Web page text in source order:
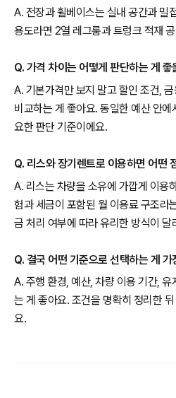
A. 전장과 휠베이스는 실내 공간과 밀
용도라면 2열 레그룸과 트렁크 적재
Q. 가격 차이는 어떻게 판단하는 게 좋
A. 기본가격만 보지 말고 할인 조건,
비교하는 게 좋아요. 동일한 예산 안
요한 판단 기준이에요.
Q. 리스와 장기렌트로 이용하면 어떤
A. 리스는 차량을 소유에 가깝게 이용
험과 세금이 포함된 월 이용료 구조라
금 처리 여부에 따라 유리한 방식이 달
Q. 결국 어떤 기준으로 선택하는 게
A. 주행 환경, 예산, 차량 이용 기간,
는 게 좋아요. 조건을 명확히 정리한
요.